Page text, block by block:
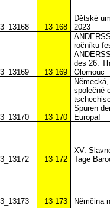
13 168
Dětské
2023
13 169
ročníku
des 26.
Olomouc
13 170
společné
Spuren
Europa!
13 172
XV.
Tage
13 173 Němčina